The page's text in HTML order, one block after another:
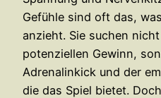
Gefühle sind oft das,
anzieht. Sie suchen
potenziellen Gewinn,
Adrenalinkick und der
die das Spiel bietet.